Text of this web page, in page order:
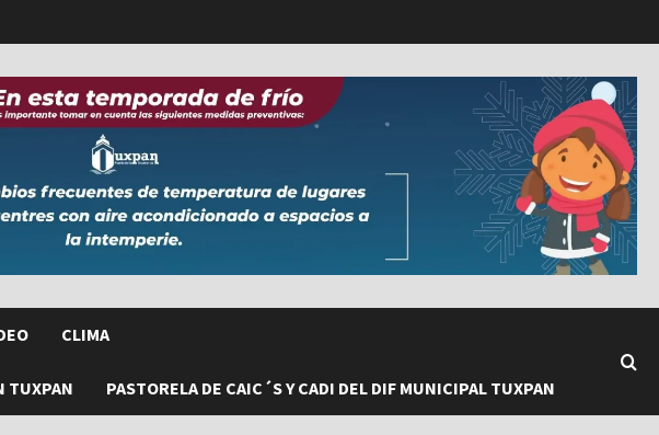
CLIMA
TUXPAN PASTORELA DE CAIC´S Y CADI DEL DIF MUNICIPAL TUXPAN